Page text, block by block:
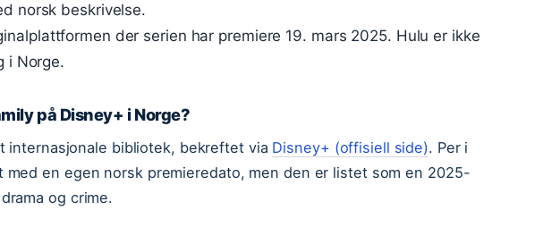
norsk beskrivelse.
der serien har premiere 19. mars 2025. Hulu er ikke
i Norge.
på Disney+ i Norge?
internasjonale bibliotek, bekreftet via Disney+ (offisiell side). Per i
en egen norsk premieredato, men den er listet som en 2025-
og crime.